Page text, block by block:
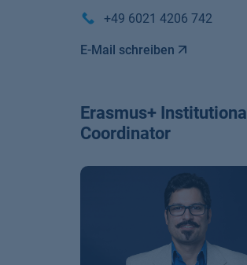
+49 6021 4206 742
E-Mail schreiben
Erasmus+ Institutional
Coordinator